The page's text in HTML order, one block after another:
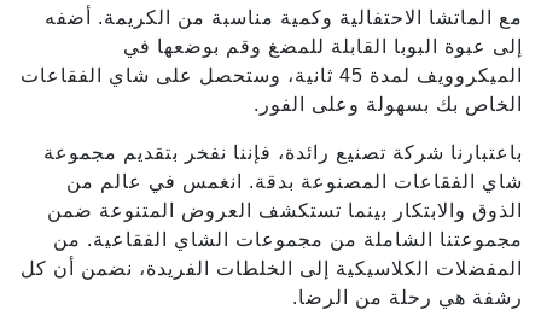
مع الماتشا الاحتفالية وكمية مناسبة من الكريمة. أضفه
إلى عبوة البوبا القابلة للمضغ وقم بوضعها في
الميكروويف لمدة 45 ثانية، وستحصل على شاي الفقاعات
الخاص بك بسهولة وعلى الفور.
باعتبارنا شركة تصنيع رائدة، فإننا نفخر بتقديم مجموعة
شاي الفقاعات المصنوعة بدقة. انغمس في عالم من
الذوق والابتكار بينما تستكشف العروض المتنوعة ضمن
مجموعتنا الشاملة من مجموعات الشاي الفقاعية. من
المفضلات الكلاسيكية إلى الخلطات الفريدة، نضمن أن كل
رشفة هي رحلة من الرضا.